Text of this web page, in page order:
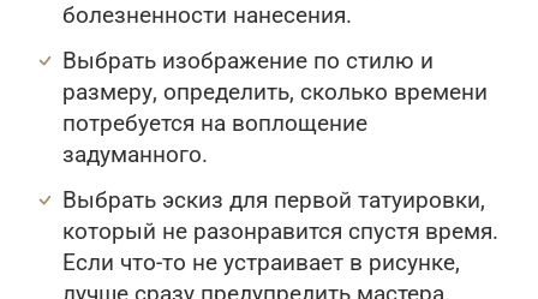
болезненности нанесения.
Выбрать изображение по стилю и
размеру, определить, сколько времени
потребуется на воплощение
задуманного.
Выбрать эскиз для первой татуировки,
который не разонравится спустя время.
Если что-то не устраивает в рисунке,